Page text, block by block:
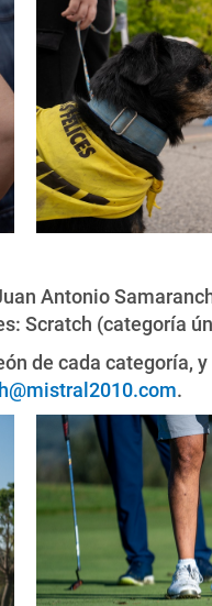
Antonio
Scratch (categoría
de cada categoría,
.